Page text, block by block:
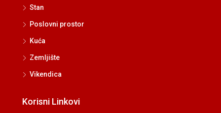
Stan
Poslovni prostor
Kuća
Zemljište
Vikendica
Korisni Linkovi